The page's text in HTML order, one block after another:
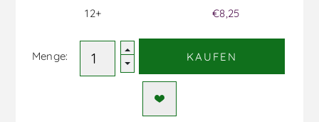
12+
€8,25
Menge: KAUFEN